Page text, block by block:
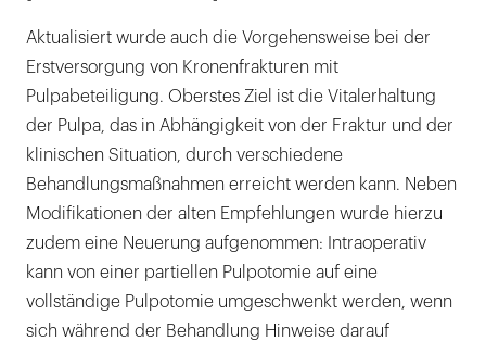
Aktualisiert wurde auch die Vorgehensweise bei der
Erstversorgung von Kronenfrakturen mit
Pulpabeteiligung. Oberstes Ziel ist die Vitalerhaltung
der Pulpa, das in Abhängigkeit von der Fraktur und der
klinischen Situation, durch verschiedene
Behandlungsmaßnahmen erreicht werden kann. Neben
Modifikationen der alten Empfehlungen wurde hierzu
zudem eine Neuerung aufgenommen: Intraoperativ
kann von einer partiellen Pulpotomie auf eine
vollständige Pulpotomie umgeschwenkt werden, wenn
sich während der Behandlung Hinweise darauf